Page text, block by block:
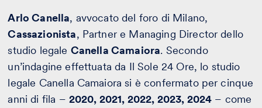
Arlo Canella, avvocato del foro di Milano,
Cassazionista, Partner e Managing Director dello
studio legale Canella Camaiora. Secondo
un’indagine effettuata da Il Sole 24 Ore, lo studio
legale Canella Camaiora si è confermato per cinque
anni di fila – 2020, 2021, 2022, 2023, 2024 – come